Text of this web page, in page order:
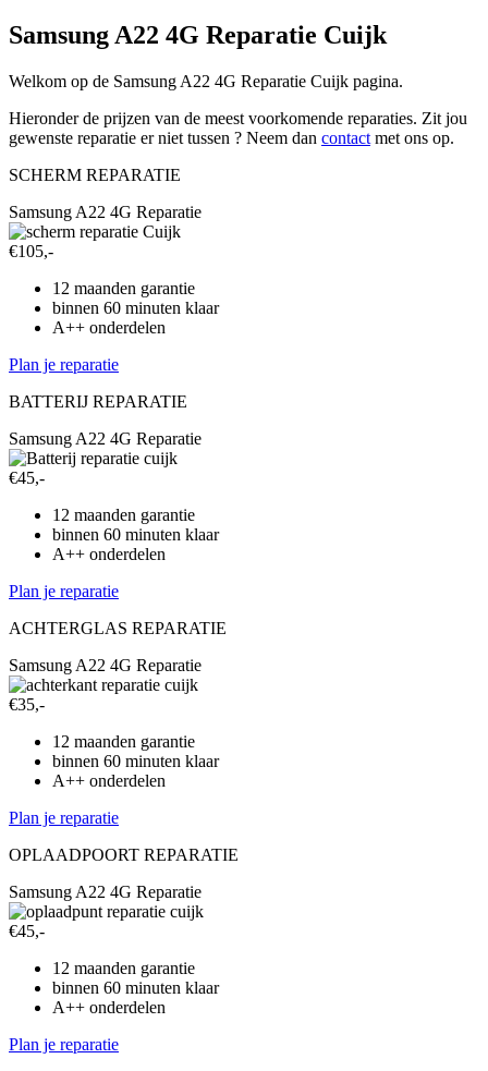
Samsung A22 4G Reparatie Cuijk
Welkom op de Samsung A22 4G Reparatie Cuijk pagina.
Hieronder de prijzen van de meest voorkomende reparaties. Zit jou
gewenste reparatie er niet tussen ? Neem dan contact met ons op.
SCHERM REPARATIE
Samsung A22 4G Reparatie
€105,-
12 maanden garantie
binnen 60 minuten klaar
A++ onderdelen
Plan je reparatie
BATTERIJ REPARATIE
Samsung A22 4G Reparatie
€45,-
12 maanden garantie
binnen 60 minuten klaar
A++ onderdelen
Plan je reparatie
ACHTERGLAS REPARATIE
Samsung A22 4G Reparatie
€35,-
12 maanden garantie
binnen 60 minuten klaar
A++ onderdelen
Plan je reparatie
OPLAADPOORT REPARATIE
Samsung A22 4G Reparatie
€45,-
12 maanden garantie
binnen 60 minuten klaar
A++ onderdelen
Plan je reparatie